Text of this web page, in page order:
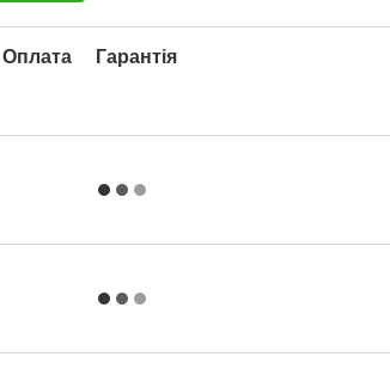
Оплата Гарантія